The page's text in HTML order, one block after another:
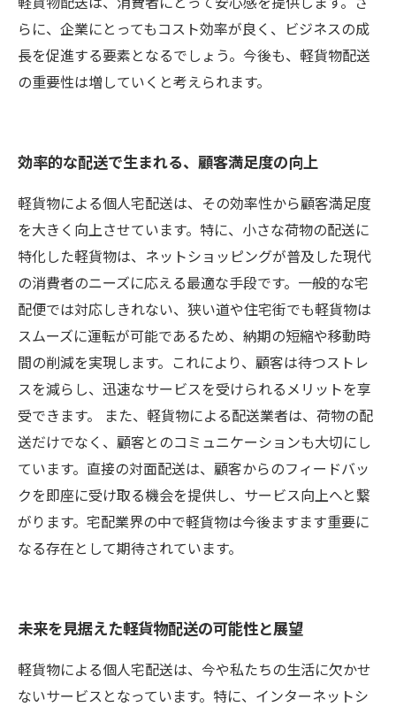
らに、企業にとってもコスト効率が良く、ビジネスの成
長を促進する要素となるでしょう。今後も、軽貨物配送
の重要性は増していくと考えられます。
効率的な配送で生まれる、顧客満足度の向上
軽貨物による個人宅配送は、その効率性から顧客満足度
を大きく向上させています。特に、小さな荷物の配送に
特化した軽貨物は、ネットショッピングが普及した現代
の消費者のニーズに応える最適な手段です。一般的な宅
配便では対応しきれない、狭い道や住宅街でも軽貨物は
スムーズに運転が可能であるため、納期の短縮や移動時
間の削減を実現します。これにより、顧客は待つストレ
スを減らし、迅速なサービスを受けられるメリットを享
受できます。 また、軽貨物による配送業者は、荷物の配
送だけでなく、顧客とのコミュニケーションも大切にし
ています。直接の対面配送は、顧客からのフィードバッ
クを即座に受け取る機会を提供し、サービス向上へと繋
がります。宅配業界の中で軽貨物は今後ますます重要に
なる存在として期待されています。
未来を見据えた軽貨物配送の可能性と展望
軽貨物による個人宅配送は、今や私たちの生活に欠かせ
ないサービスとなっています。特に、インターネットシ